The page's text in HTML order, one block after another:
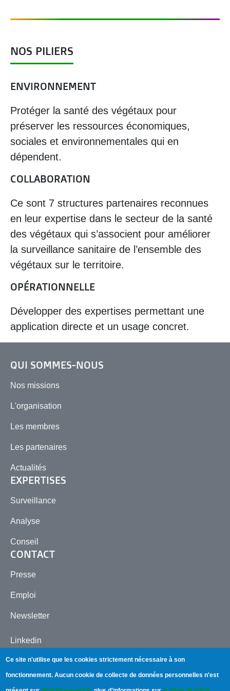
NOS PILIERS
ENVIRONNEMENT
Protéger la santé des végétaux pour
préserver les ressources économiques,
sociales et environnementales qui en
dépendent.
COLLABORATION
Ce sont 7 structures partenaires reconnues
en leur expertise dans le secteur de la santé
des végétaux qui s’associent pour améliorer
la surveillance sanitaire de l’ensemble des
végétaux sur le territoire.
OPÉRATIONNELLE
Développer des expertises permettant une
application directe et un usage concret.
QUI SOMMES-NOUS
Nos missions
L'organisation
Les membres
Les partenaires
Actualités
EXPERTISES
Surveillance
Analyse
Conseil
CONTACT
Presse
Emploi
Newsletter
Linkedin
Ce site n'utilise que les cookies strictement nécessaire à son
fonctionnement. Aucun cookie de collecte de données personnelles n'est